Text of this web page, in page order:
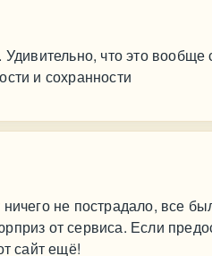
что это вообще
и сохранности
не пострадало, все
от сервиса. Если
сайт ещё!